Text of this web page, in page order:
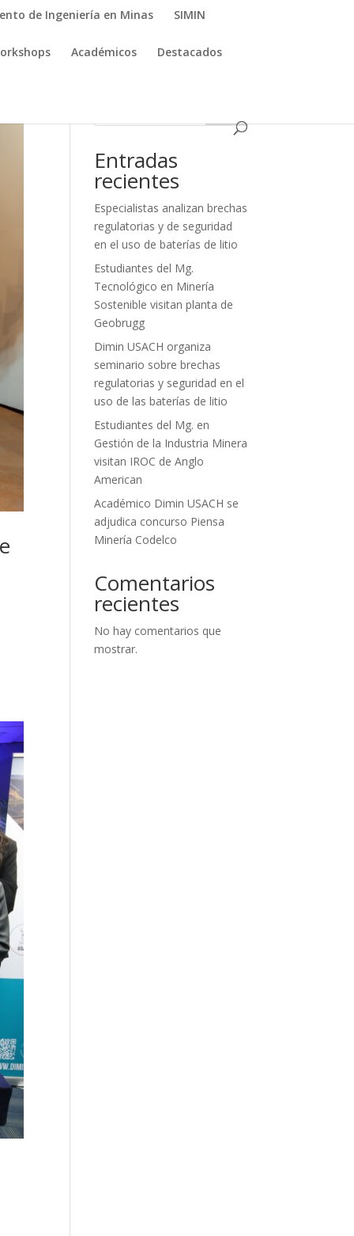
de Ingeniería en Minas SIMIN
Académicos Destacados
Entradas
recientes
Especialistas analizan brechas
regulatorias y de seguridad
en el uso de baterías de litio
Estudiantes del Mg.
Tecnológico en Minería
Sostenible visitan planta de
Geobrugg
Dimin USACH organiza
seminario sobre brechas
regulatorias y seguridad en el
uso de las baterías de litio
Estudiantes del Mg. en
Gestión de la Industria Minera
visitan IROC de Anglo
American
Académico Dimin USACH se
adjudica concurso Piensa
Minería Codelco
Comentarios
recientes
No hay comentarios que
mostrar.